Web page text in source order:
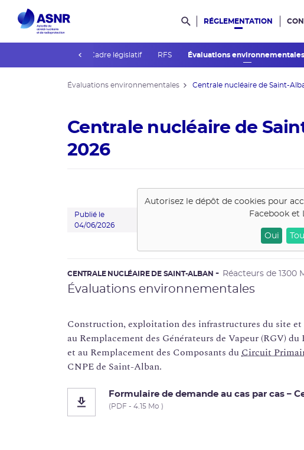
Rechercher dans le site
RÉGLEMENTATION
Cadre législatif RFS Évaluations environnementales
Évaluations environnementales Centrale nucléaire de Saint-
Centrale nucléaire de
2026
Publié le
04/06/2026
Autorisez le dépôt de cookies pour
Facebook et
Oui
CENTRALE NUCLÉAIRE DE SAINT-ALBAN Réacteurs de 1300
Évaluations environnementales
Construction, exploitation des infrastructures du site et
au Remplacement des Générateurs de Vapeur (RGV) du
et au Remplacement des Composants duCircuit
CNPE de Saint-Alban.
Formulaire de demande au cas par cas –
(PDF - 4.15 Mo )